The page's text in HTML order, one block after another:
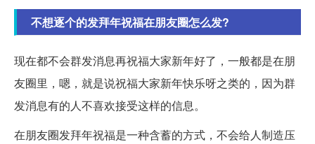
不想逐个的发拜年祝福在朋友圈怎么发?
现在都不会群发消息再祝福大家新年好了，一般都是在朋
友圈里，嗯，就是说祝福大家新年快乐呀之类的，因为群
发消息有的人不喜欢接受这样的信息。
在朋友圈发拜年祝福是一种含蓄的方式，不会给人制造压